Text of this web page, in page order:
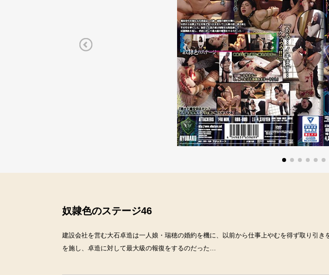
奴隷色のステージ46
建設会社を営む大石卓造は一人娘・瑞穂の婚約を機に、以前から仕事上やむを得ず取り引
を施し、卓造に対して最大級の報復をするのだった…